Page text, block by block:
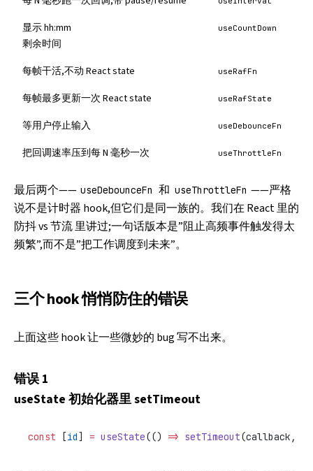
显示 hh:mm
剩余时间
useCountDown
每帧干活,不动 React state useRafFn
每帧最多更新一次 React state useRafState
等用户停止输入 useDebounceFn
把回调速率压到每 N 毫秒一次 useThrottleFn
最后两个—— useDebounceFn 和 useThrottleFn ——严格
说不是计时器 hook,但它们是同一族的。我们在React 里的
防抖 vs 节流里讲过;一句话版本是”阻止高频事件触发得太
频繁”,而不是”把工作调度到未来”。
三个 hook 悄悄防住的错误
上面这些 hook 让一些微妙的 bug 写不出来。
错误 1
useState 初始化器里 setTimeout
const [id] = useState(() => setTimeout(callback,